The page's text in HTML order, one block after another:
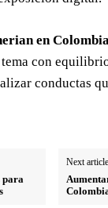
en
con
conductas
para
Next article